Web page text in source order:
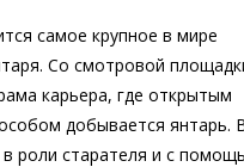
самое крупное в мире
Со смотровой
карьера, где открытым
добывается янтарь.
роли старателя и с